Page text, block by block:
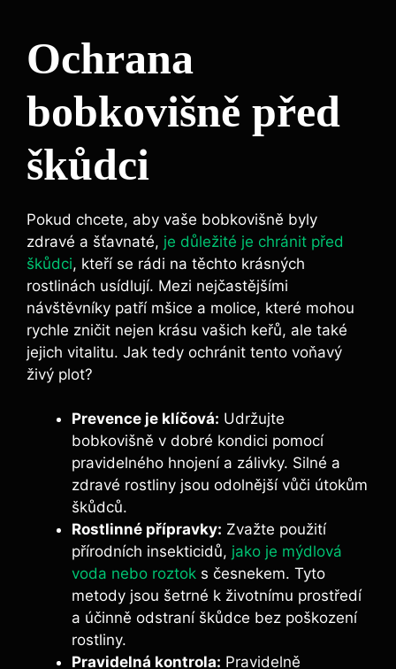
Ochrana
bobkovišně před
škůdci
Pokud chcete, aby vaše bobkovišně byly
zdravé a šťavnaté, je důležité je chránit před
škůdci, kteří se rádi na těchto krásných
rostlinách usídlují. Mezi nejčastějšími
návštěvníky patří mšice a molice, které mohou
rychle zničit nejen krásu vašich keřů, ale také
jejich vitalitu. Jak tedy ochránit tento voňavý
živý plot?
Prevence je klíčová: Udržujte
bobkovišně v dobré kondici pomocí
pravidelného hnojení a zálivky. Silné a
zdravé rostliny jsou odolnější vůči útokům
škůdců.
Rostlinné přípravky: Zvažte použití
přírodních insekticidů, jako je mýdlová
voda nebo roztok s česnekem. Tyto
metody jsou šetrné k životnímu prostředí
a účinně odstraní škůdce bez poškození
rostliny.
Pravidelná kontrola: Pravidelně